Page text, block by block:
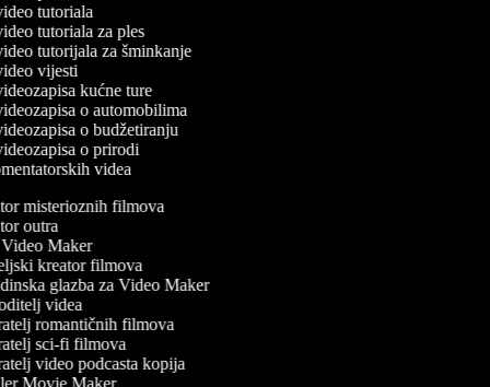
tutoriala
tutoriala za ples
tutorijala za šminkanje
vijesti
kućne ture
o automobilima
o budžetiranju
o prirodi
videa
misterioznih filmova
outra
Maker
kreator filmova
glazba za Video Maker
videa
romantičnih filmova
sci-fi filmova
video podcasta kopija